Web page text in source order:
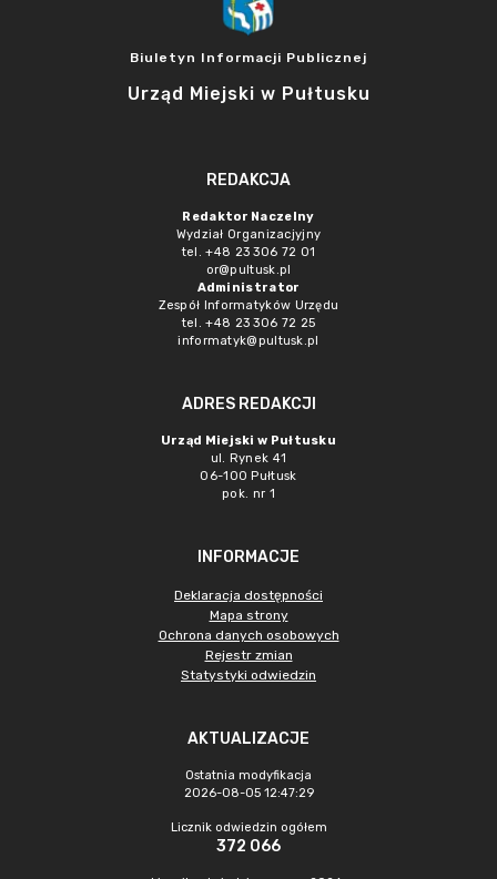
Biuletyn Informacji Publicznej
Urząd Miejski w Pułtusku
REDAKCJA
Redaktor Naczelny
Wydział Organizacjyjny
tel. +48 23 306 72 01
or@pultusk.pl
Administrator
Zespół Informatyków Urzędu
tel. +48 23 306 72 25
informatyk@pultusk.pl
ADRES REDAKCJI
Urząd Miejski w Pułtusku
ul. Rynek 41
06-100 Pułtusk
pok. nr 1
INFORMACJE
Deklaracja dostępności
Mapa strony
Ochrona danych osobowych
Rejestr zmian
Statystyki odwiedzin
AKTUALIZACJE
Ostatnia modyfikacja
2026-08-05 12:47:29
Licznik odwiedzin ogółem
372 066